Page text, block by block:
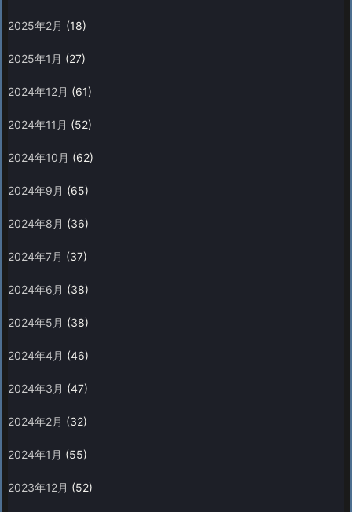
2025年2月 (18)
2025年1月 (27)
2024年12月 (61)
2024年11月 (52)
2024年10月 (62)
2024年9月 (65)
2024年8月 (36)
2024年7月 (37)
2024年6月 (38)
2024年5月 (38)
2024年4月 (46)
2024年3月 (47)
2024年2月 (32)
2024年1月 (55)
2023年12月 (52)